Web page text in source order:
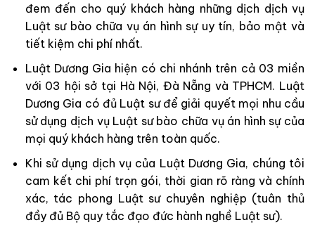
đem đến cho quý khách hàng những dịch dịch vụ
Luật sư bào chữa vụ án hình sự uy tín, bảo mật và
tiết kiệm chi phí nhất.
Luật Dương Gia hiện có chi nhánh trên cả 03 miền
với 03 hội sở tại Hà Nội, Đà Nẵng và TPHCM. Luật
Dương Gia có đủ Luật sư để giải quyết mọi nhu cầu
sử dụng dịch vụ Luật sư bào chữa vụ án hình sự của
mọi quý khách hàng trên toàn quốc.
Khi sử dụng dịch vụ của Luật Dương Gia, chúng tôi
cam kết chi phí trọn gói, thời gian rõ ràng và chính
xác, tác phong Luật sư chuyên nghiệp (tuân thủ
đầy đủ Bộ quy tắc đạo đức hành nghề Luật sư).